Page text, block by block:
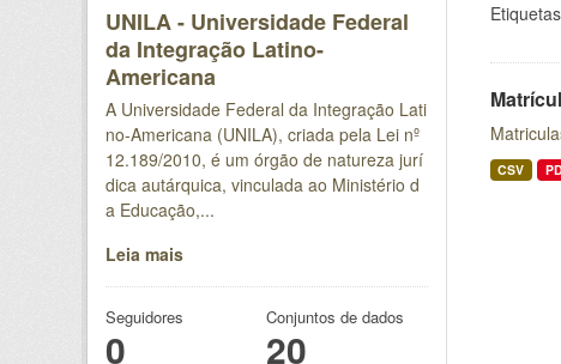
UNILA - Universidade Federal
da Integração Latino-
Americana
A Universidade Federal da Integração Lati
no-Americana (UNILA), criada pela Lei nº
12.189/2010, é um órgão de natureza jurí
dica autárquica, vinculada ao Ministério d
a Educação,...
Leia mais
Seguidores
0
Conjuntos de dados
20
CSV